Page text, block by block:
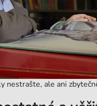
nestrašte, ale ani